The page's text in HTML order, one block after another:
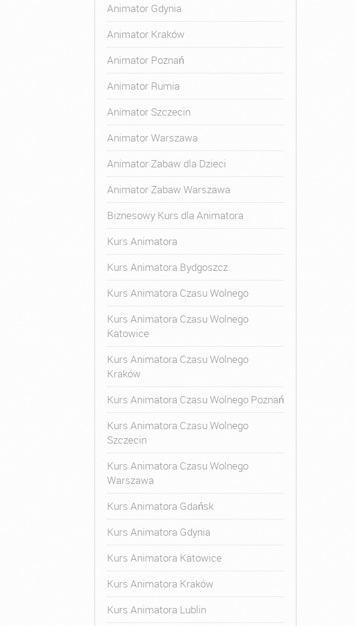
Animator Gdynia
Animator Kraków
Animator Poznań
Animator Rumia
Animator Szczecin
Animator Warszawa
Animator Zabaw dla Dzieci
Animator Zabaw Warszawa
Biznesowy Kurs dla Animatora
Kurs Animatora
Kurs Animatora Bydgoszcz
Kurs Animatora Czasu Wolnego
Kurs Animatora Czasu Wolnego
Katowice
Kurs Animatora Czasu Wolnego
Kraków
Kurs Animatora Czasu Wolnego Poznań
Kurs Animatora Czasu Wolnego
Szczecin
Kurs Animatora Czasu Wolnego
Warszawa
Kurs Animatora Gdańsk
Kurs Animatora Gdynia
Kurs Animatora Katowice
Kurs Animatora Kraków
Kurs Animatora Lublin